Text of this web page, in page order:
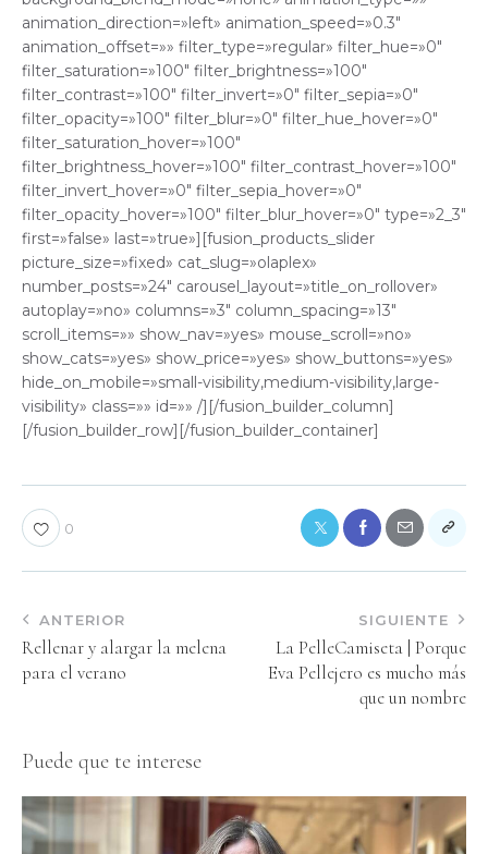
animation_direction=»left» animation_speed=»0.3″
animation_offset=»» filter_type=»regular» filter_hue=»0″
filter_saturation=»100″ filter_brightness=»100″
filter_contrast=»100″ filter_invert=»0″ filter_sepia=»0″
filter_opacity=»100″ filter_blur=»0″ filter_hue_hover=»0″
filter_saturation_hover=»100″
filter_brightness_hover=»100″ filter_contrast_hover=»100″
filter_invert_hover=»0″ filter_sepia_hover=»0″
filter_opacity_hover=»100″ filter_blur_hover=»0″ type=»2_3″
first=»false» last=»true»][fusion_products_slider
picture_size=»fixed» cat_slug=»olaplex»
number_posts=»24″ carousel_layout=»title_on_rollover»
autoplay=»no» columns=»3″ column_spacing=»13″
scroll_items=»» show_nav=»yes» mouse_scroll=»no»
show_cats=»yes» show_price=»yes» show_buttons=»yes»
hide_on_mobile=»small-visibility,medium-visibility,large-
visibility» class=»» id=»» /][/fusion_builder_column]
[/fusion_builder_row][/fusion_builder_container]
0
ANTERIOR
Rellenar y alargar la melena
para el verano
SIGUIENTE
La PelleCamiseta | Porque
Eva Pellejero es mucho más
que un nombre
Puede que te interese